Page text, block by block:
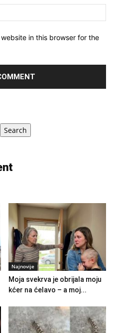
in this browser for the
Search
Najnovije
Moja svekrva je obrijala moju
kćer na ćelavo – a moj...